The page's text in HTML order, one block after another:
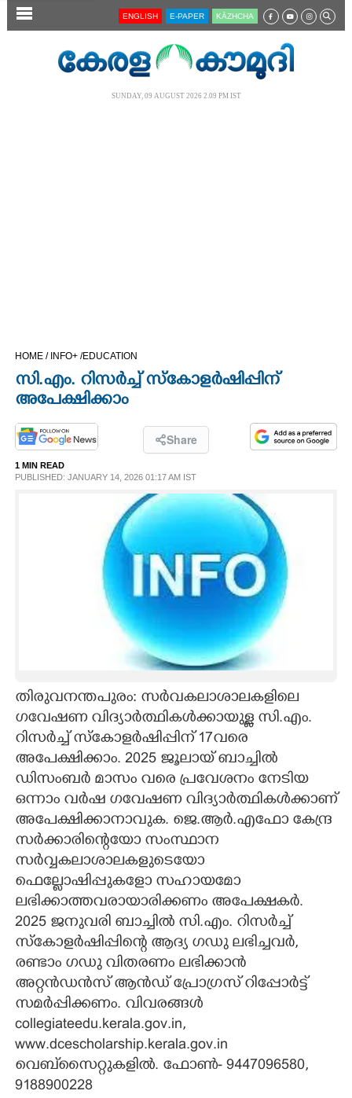
SECTIONS
CARTOONS
LITERATURE
ZOOM
CONTACT US
ENGLISH E-PAPER KĀZHCHA
SUNDAY, 09 AUGUST 2026 2.09 PM IST
HOME / INFO+ /EDUCATION
സി.എം. റിസർച്ച് സ്കോളർഷിപ്പിന്
അപേക്ഷിക്കാം
Share
1 MIN READ
PUBLISHED: JANUARY 14, 2026 01:17 AM IST
തിരുവനന്തപുരം: സർവകലാശാലകളിലെ
ഗവേഷണ വിദ്യാർത്ഥികൾക്കായുള്ള സി.എം.
റിസർച്ച് സ്കോളർഷിപ്പിന് 17വരെ
അപേക്ഷിക്കാം. 2025 ജൂലായ് ബാച്ചിൽ
ഡിസംബർ മാസം വരെ പ്രവേശനം നേടിയ
ഒന്നാം വർഷ ഗവേഷണ വിദ്യാർത്ഥികൾക്കാണ്
അപേക്ഷിക്കാനാവുക. ജെ.ആർ.എഫോ കേന്ദ്ര
സർക്കാരിന്റെയോ സംസ്ഥാന
സർവ്വകലാശാലകളുടെയോ
ഫെല്ലോഷിപ്പുകളോ സഹായമോ
ലഭിക്കാത്തവരായാരിക്കണം അപേക്ഷകർ.
2025 ജനുവരി ബാച്ചിൽ സി.എം. റിസർച്ച്
സ്കോളർഷിപ്പിന്റെ ആദ്യ ഗഡു ലഭിച്ചവർ,
രണ്ടാം ഗഡു വിതരണം ലഭിക്കാൻ
അറ്റൻഡൻസ് ആൻഡ് പ്രോഗ്രസ് റിപ്പോർട്ട്
സമർപ്പിക്കണം. വിവരങ്ങൾ
collegiateedu.kerala.gov.in,
www.dcescholarship.kerala.gov.in
വെബ്‌സൈറ്റുകളിൽ. ഫോൺ- 9447096580,
9188900228